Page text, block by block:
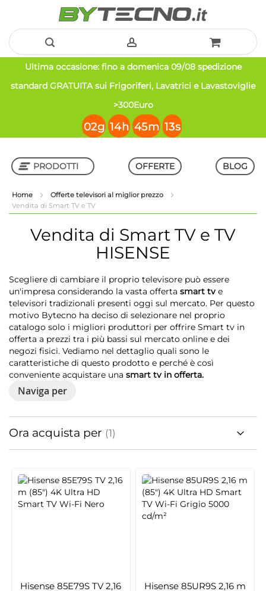
Salta
al
Ultima occasione: fino a domenica 09/08 spedizione
standard GRATUITA sui Frigoriferi, Lavatrici e Lavastoviglie
>300Euro
02g 14h 45m 13s
PRODOTTI
Shop in Shop
OFFERTE BLOG
Home
Offerte televisori al miglior prezzo
Vendita di Smart TV e TV
Vendita di Smart TV e TV
HISENSE
Scegliere di cambiare il proprio televisore può essere
un'impresa considerando la vasta offerta smart tve
televisori tradizionali presenti oggi sul mercato. Per questo
motivo Bytecno ha deciso di selezionare nel proprio
catalogo solo i migliori produttori per offrire Smart tv in
offerta a prezzi tra i più bassi sul mercato online e dei
negozi fisici. Vediamo nel dettaglio quali sono le
caratteristiche di questo prodotto e perché è così
conveniente acquistare una smart tv in offerta.
Hisense 85E79S TV 2,16
Hisense 85UR9S 2,16 m
Naviga per
Ora acquista per